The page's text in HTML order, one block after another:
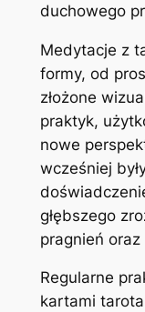
duchowego
Medytacje z
formy, od
złożone
praktyk,
nowe
wcześniej
głębszego
pragnień
Regularne
kartami